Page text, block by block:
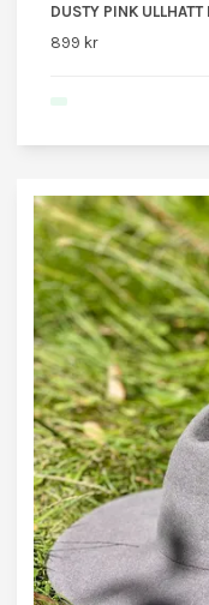
DUSTY PINK ULLHATT
899 kr